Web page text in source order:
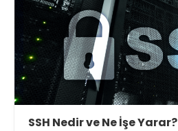
SSH Nedir ve Ne İşe Yarar?